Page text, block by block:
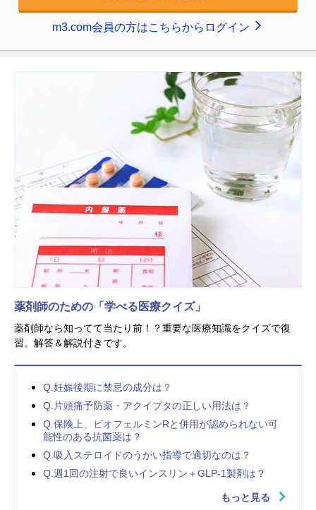
m3.com会員の方はこちらからログイン
薬剤師のための「学べる医療クイズ」
薬剤師なら知ってて当たり前！？重要な医療知識をクイズで復
習。解答＆解説付きです。
Q.妊娠後期に禁忌の成分は？
Q.片頭痛予防薬・アクイプタの正しい用法は？
Q.保険上、ビオフェルミンRと併用が認められない可
能性のある抗菌薬は？
Q.吸入ステロイドのうがい指導で適切なのは？
Q.週1回の注射で良いインスリン＋GLP-1製剤は？
もっと見る